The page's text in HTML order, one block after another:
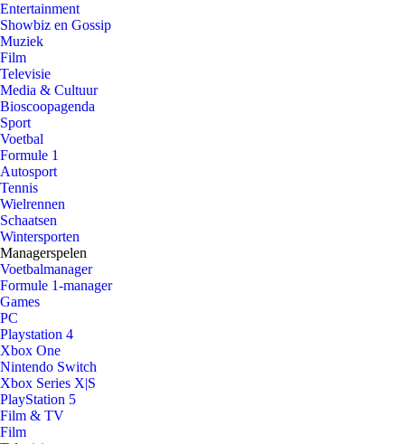
Entertainment
Showbiz en Gossip
Muziek
Film
Televisie
Media & Cultuur
Bioscoopagenda
Sport
Voetbal
Formule 1
Autosport
Tennis
Wielrennen
Schaatsen
Wintersporten
Managerspelen
Voetbalmanager
Formule 1-manager
Games
PC
Playstation 4
Xbox One
Nintendo Switch
Xbox Series X|S
PlayStation 5
Film & TV
Film